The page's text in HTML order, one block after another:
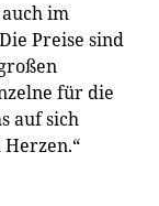
im
Preise sind
für die
auf sich